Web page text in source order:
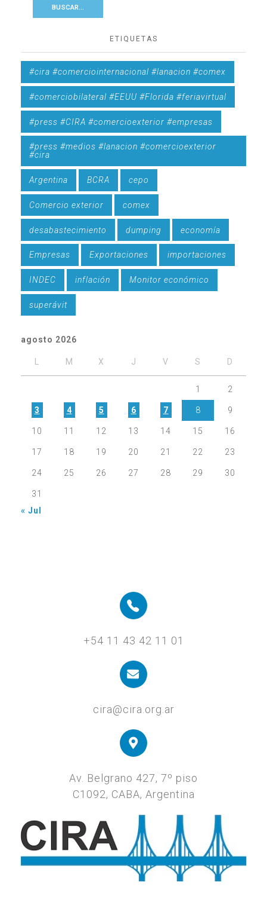
ETIQUETAS
#cira #comerciointernacional #lanacion #comex
#comerciobilateral #EEUU #Florida #feriavirtual
#press #CIRA #comercioexterior #empresas
#press #medios #lanacion #comercioexterior
#cira
Argentina BCRA cepo
Comercio exterior comex
desabastecimiento dumping economía
Empresas Exportaciones importaciones
INDEC inflación Monitor económico
superávit
agosto 2026
M X J V S D
1 2
3 4 5 6 7 8 9
10 11 12 13 14 15 16
17 18 19 20 21 22 23
24 25 26 27 28 29 30
31
« Jul
+54 11 43 42 11 01
cira@cira.org.ar
Av. Belgrano 427, 7º piso
C1092, CABA, Argentina